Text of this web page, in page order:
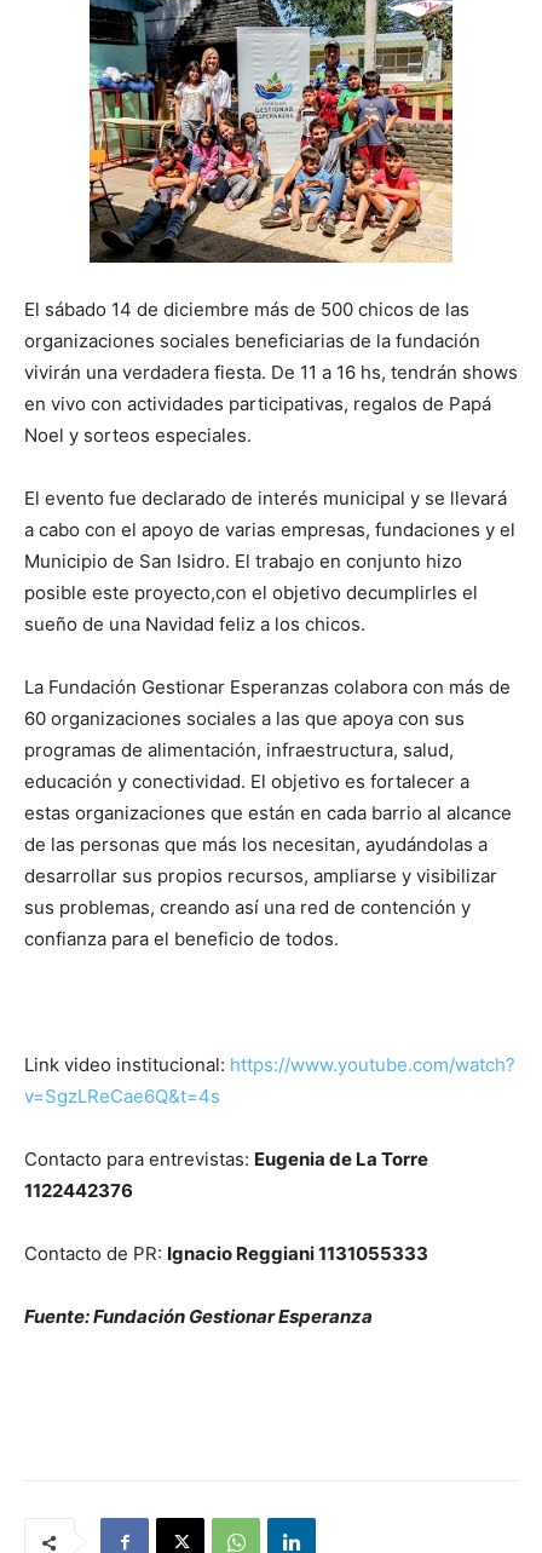
El sábado 14 de diciembre más de 500 chicos de las
organizaciones sociales beneficiarias de la fundación
vivirán una verdadera fiesta. De 11 a 16 hs, tendrán shows
en vivo con actividades participativas, regalos de Papá
Noel y sorteos especiales.
El evento fue declarado de interés municipal y se llevará
a cabo con el apoyo de varias empresas, fundaciones y el
Municipio de San Isidro. El trabajo en conjunto hizo
posible este proyecto,con el objetivo decumplirles el
sueño de una Navidad feliz a los chicos.
La Fundación Gestionar Esperanzas colabora con más de
60 organizaciones sociales a las que apoya con sus
programas de alimentación, infraestructura, salud,
educación y conectividad. El objetivo es fortalecer a
estas organizaciones que están en cada barrio al alcance
de las personas que más los necesitan, ayudándolas a
desarrollar sus propios recursos, ampliarse y visibilizar
sus problemas, creando así una red de contención y
confianza para el beneficio de todos.
Link video institucional: https://www.youtube.com/watch?
v=SgzLReCae6Q&t=4s
Contacto para entrevistas: Eugenia de La Torre
1122442376
Contacto de PR: Ignacio Reggiani 1131055333
Fuente: Fundación Gestionar Esperanza